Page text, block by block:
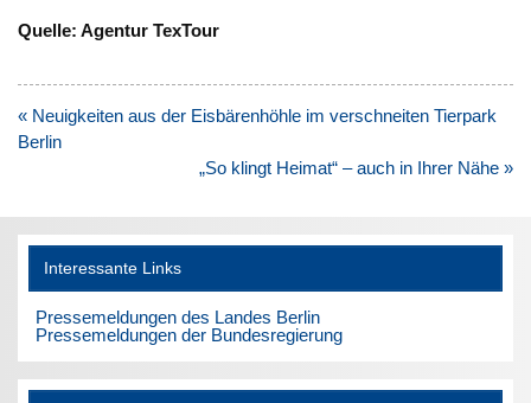
Quelle: Agentur TexTour
Beitragsnavigation
« Neuigkeiten aus der Eisbärenhöhle im verschneiten Tierpark
Berlin
„So klingt Heimat“ – auch in Ihrer Nähe »
Interessante Links
Pressemeldungen des Landes Berlin
Pressemeldungen der Bundesregierung